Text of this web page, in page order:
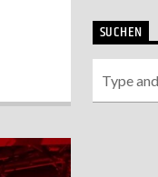
SUCHEN